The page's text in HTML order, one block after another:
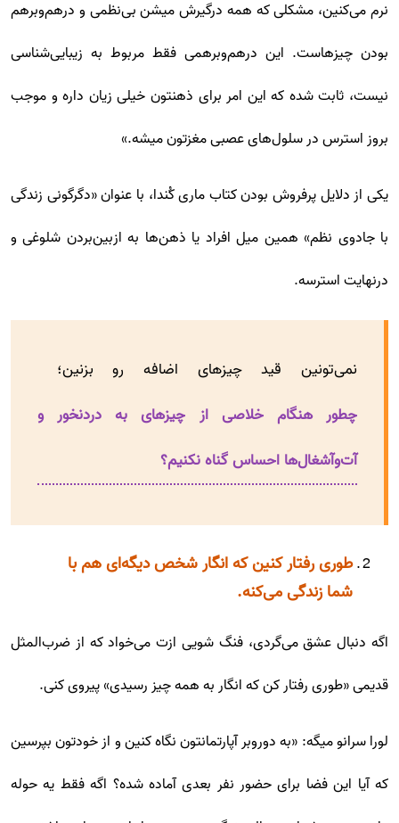
نرم می‌کنین، مشکلی که همه درگیرش میشن بی‌نظمی و درهم‌وبرهم
بودن چیزهاست. این درهم‌وبرهمی فقط مربوط به زیبایی‌شناسی
نیست، ثابت شده که این امر برای ذهنتون خیلی زیان داره و موجب
بروز استرس در سلول‌های عصبی مغز‌تون میشه.»
یکی از دلایل پرفروش بودن کتاب ماری کُندا، با عنوان «دگرگونی زندگی
با جادوی نظم» همین میل افراد یا ذهن‌ها به ازبین‌بردن شلوغی و
درنهایت استرسه.
نمی‌تونین قید چیزهای اضافه رو بزنین؛
چطور هنگام خلاصی از چیزهای به دردنخور و
آت‌وآشغال‌ها احساس گناه نکنیم؟
طوری رفتار کنین که انگار شخص دیگه‌ای هم با
شما زندگی می‌کنه.
اگه دنبال عشق می‌گردی، فنگ شویی ازت می‌خواد که از ضرب‌المثل
قدیمی «طوری رفتار کن که انگار به همه چیز رسیدی» پیروی کنی.
لورا سرانو میگه: «به دوروبر آپارتمانتون نگاه کنین و از خودتون بپرسین
که آیا این فضا برای حضور نفر بعدی آماده شده؟ اگه فقط یه حوله